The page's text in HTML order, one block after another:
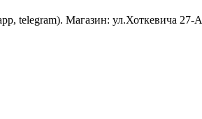
telegram). Магазин: ул.Хоткевича 27-А